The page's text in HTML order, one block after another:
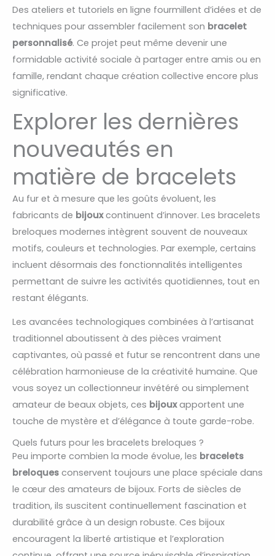
Des ateliers et tutoriels en ligne fourmillent d’idées et de
techniques pour assembler facilement son bracelet
personnalisé. Ce projet peut même devenir une
formidable activité sociale à partager entre amis ou en
famille, rendant chaque création collective encore plus
significative.
Explorer les dernières
nouveautés en
matière de bracelets
Au fur et à mesure que les goûts évoluent, les
fabricants de bijouxcontinuent d’innover. Les bracelets
breloques modernes intègrent souvent de nouveaux
motifs, couleurs et technologies. Par exemple, certains
incluent désormais des fonctionnalités intelligentes
permettant de suivre les activités quotidiennes, tout en
restant élégants.
Les avancées technologiques combinées à l’artisanat
traditionnel aboutissent à des pièces vraiment
captivantes, où passé et futur se rencontrent dans une
célébration harmonieuse de la créativité humaine. Que
vous soyez un collectionneur invétéré ou simplement
amateur de beaux objets, ces bijouxapportent une
touche de mystère et d’élégance à toute garde-robe.
Quels futurs pour les bracelets breloques ?
Peu importe combien la mode évolue, les bracelets
breloques conservent toujours une place spéciale dans
le cœur des amateurs de bijoux. Forts de siècles de
tradition, ils suscitent continuellement fascination et
durabilité grâce à un design robuste. Ces bijoux
encouragent la liberté artistique et l’exploration